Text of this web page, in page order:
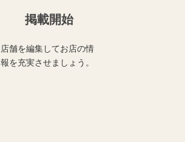
掲載開始
店舗を編集してお店の情
報を充実させましょう。